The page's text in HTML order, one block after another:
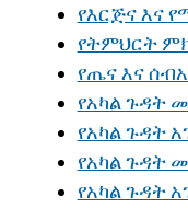
የእርጅና እና
የትምህርት
የጤና እና
የአካል ጉዳት
የአካል ጉዳት
የአካል ጉዳት
የአካል ጉዳት